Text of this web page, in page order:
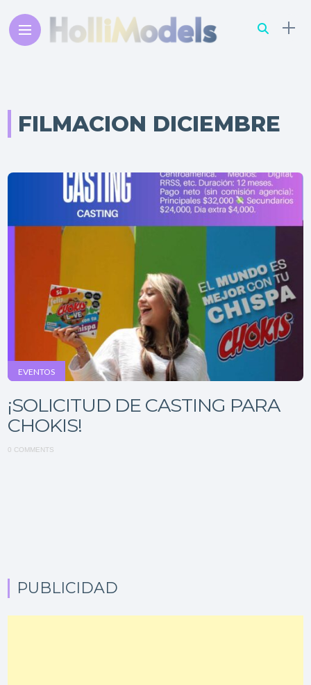
FILMACION DICIEMBRE
EVENTOS
¡SOLICITUD DE CASTING PARA
CHOKIS!
0 COMMENTS
PUBLICIDAD